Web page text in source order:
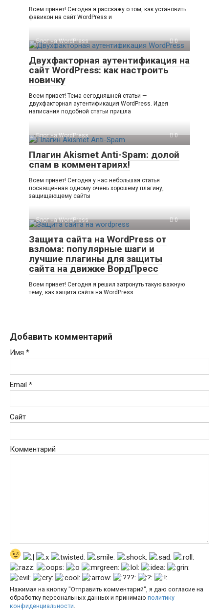
Всем привет! Сегодня я расскажу о том, как установить
фавикон на сайт WordPress и
Блог на WordPress 0
Двухфакторная аутентификация на
сайт WordPress: как настроить
новичку
Всем привет! Тема сегодняшней статьи —
двухфакторная аутентификация WordPress. Идея
написания подобной статьи пришла
Блог на WordPress 0
Плагин Akismet Anti-Spam: долой
спам в комментариях!
Всем привет! Сегодня у нас небольшая статья
посвященная одному очень хорошему плагину,
защищающему сайты
Блог на WordPress 0
Защита сайта на WordPress от
взлома: популярные шаги и
лучшие плагины для защиты
сайта на движке ВордПресс
Всем привет! Сегодня я решил затронуть такую важную
тему, как защита сайта на WordPress.
Добавить комментарий
Имя *
Email *
Сайт
Комментарий
Нажимая на кнопку "Отправить комментарий", я даю согласие на
обработку персональных данных и принимаю политику
конфиденциальности